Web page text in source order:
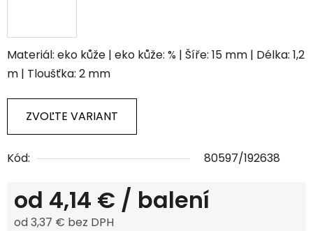
Materiál: eko kůže | eko kůže: % | Šíře: 15 mm | Délka: 1,2
m | Tloušťka: 2 mm
ZVOĽTE VARIANT
Kód: 80597/192638
od 4,14 € / balení
od3,37 € bez DPH